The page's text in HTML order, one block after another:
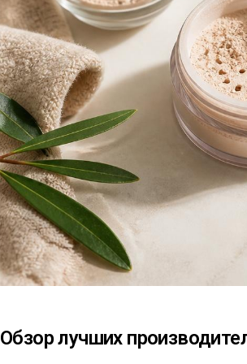
Обзор лучших